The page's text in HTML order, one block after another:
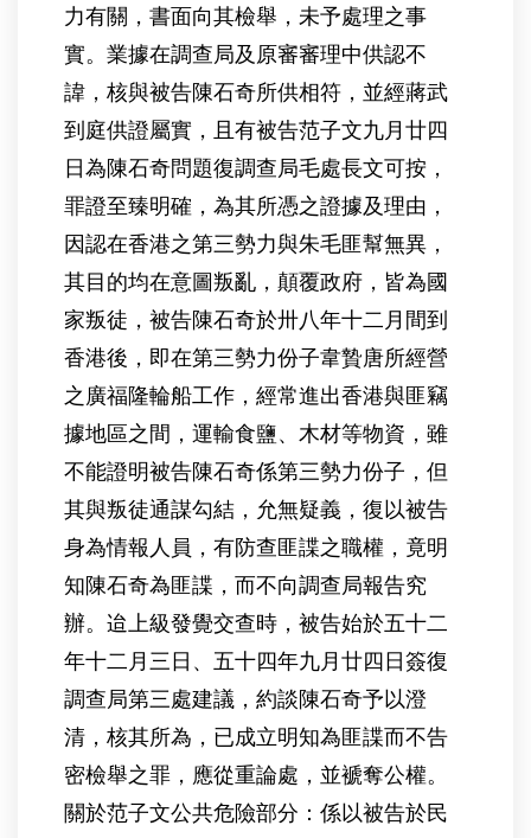
力有關，書面向其檢舉，未予處理之事
實。業據在調查局及原審審理中供認不
諱，核與被告陳石奇所供相符，並經蔣武
到庭供證屬實，且有被告范子文九月廿四
日為陳石奇問題復調查局毛處長文可按，
罪證至臻明確，為其所憑之證據及理由，
因認在香港之第三勢力與朱毛匪幫無異，
其目的均在意圖叛亂，顛覆政府，皆為國
家叛徒，被告陳石奇於卅八年十二月間到
香港後，即在第三勢力份子韋贄唐所經營
之廣福隆輪船工作，經常進出香港與匪竊
據地區之間，運輸食鹽、木材等物資，雖
不能證明被告陳石奇係第三勢力份子，但
其與叛徒通謀勾結，允無疑義，復以被告
身為情報人員，有防查匪諜之職權，竟明
知陳石奇為匪諜，而不向調查局報告究
辦。迨上級發覺交查時，被告始於五十二
年十二月三日、五十四年九月廿四日簽復
調查局第三處建議，約談陳石奇予以澄
清，核其所為，已成立明知為匪諜而不告
密檢舉之罪，應從重論處，並褫奪公權。
關於范子文公共危險部分：係以被告於民